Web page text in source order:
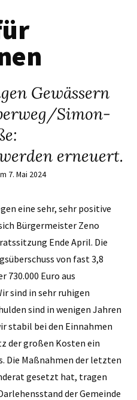
Gewässern
Simon-
erneuert.
7. Mai 2024
eine sehr, sehr positive
Bürgermeister Zeno
Ende April. Die
von fast 3,8
730.000 Euro aus
sind in sehr ruhigen
sind in wenigen Jahren
stabil bei den Einnahmen
der großen Kosten ein
Die Maßnahmen der letzten
gesetzt hat, tragen
der Gemeinde